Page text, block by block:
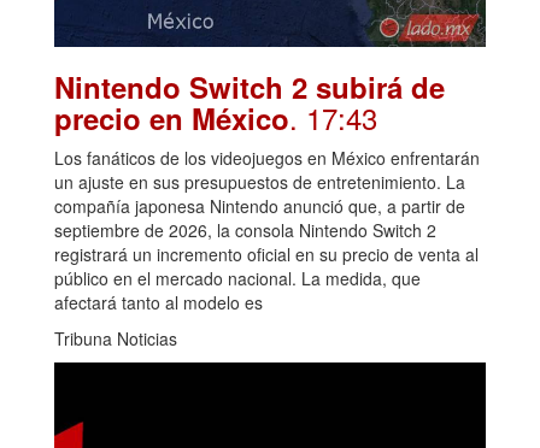
Nintendo Switch 2 subirá de
precio en México. 17:43
Los fanáticos de los videojuegos en México enfrentarán
un ajuste en sus presupuestos de entretenimiento. La
compañía japonesa Nintendo anunció que, a partir de
septiembre de 2026, la consola Nintendo Switch 2
registrará un incremento oficial en su precio de venta al
público en el mercado nacional. La medida, que
afectará tanto al modelo es
Tribuna Noticias